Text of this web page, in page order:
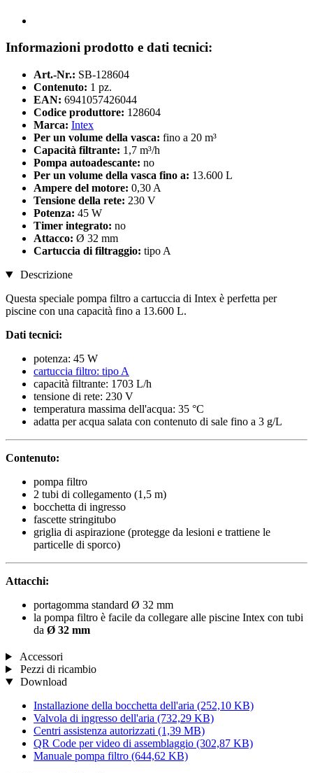
Informazioni prodotto e dati tecnici:
Art.-Nr.: SB-128604
Contenuto: 1 pz.
EAN: 6941057426044
Codice produttore: 128604
Marca: Intex
Per un volume della vasca: fino a 20 m³
Capacità filtrante: 1,7 m³/h
Pompa autoadescante: no
Per un volume della vasca fino a: 13.600 L
Ampere del motore: 0,30 A
Tensione della rete: 230 V
Potenza: 45 W
Timer integrato: no
Attacco: Ø 32 mm
Cartuccia di filtraggio: tipo A
Descrizione
Questa speciale pompa filtro a cartuccia di Intex è perfetta per
piscine con una capacità fino a 13.600 L.
Dati tecnici:
potenza: 45 W
cartuccia filtro: tipo A
capacità filtrante: 1703 L/h
tensione di rete: 230 V
temperatura massima dell'acqua: 35 °C
adatta per acqua salata con contenuto di sale fino a 3 g/L
Contenuto:
pompa filtro
2 tubi di collegamento (1,5 m)
bocchetta di ingresso
fascette stringitubo
griglia di aspirazione (protegge da lesioni e trattiene le
particelle di sporco)
Attacchi:
portagomma standard Ø 32 mm
la pompa filtro è facile da collegare alle piscine Intex con tubi
da Ø 32 mm
Accessori
Pezzi di ricambio
Download
Installazione della bocchetta dell'aria (252,10 KB)
Valvola di ingresso dell'aria (732,29 KB)
Centri assistenza autorizzati (1,39 MB)
QR Code per video di assemblaggio (302,87 KB)
Manuale pompa filtro (644,62 KB)